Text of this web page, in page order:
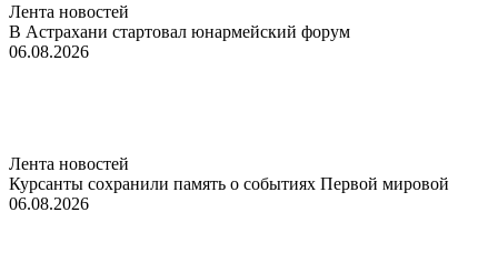
Лента новостей
В Астрахани стартовал юнармейский форум
06.08.2026
Лента новостей
Курсанты сохранили память о событиях Первой мировой
06.08.2026